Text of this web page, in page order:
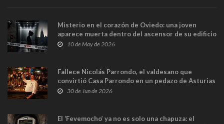
Misterio en el corazón de Oviedo: una joven
aparece muerta dentro del ascensor de su edificio
y las cámaras captan sus últimos minutos
10 de May de 2026
Fallece Nicolás Parrondo, el valdesano que
convirtió Casa Parrondo en un pedazo de Asturias
en Madrid
30 de Jun de 2026
El ‘Fevemocho’ ya no es solo una chapuza: el